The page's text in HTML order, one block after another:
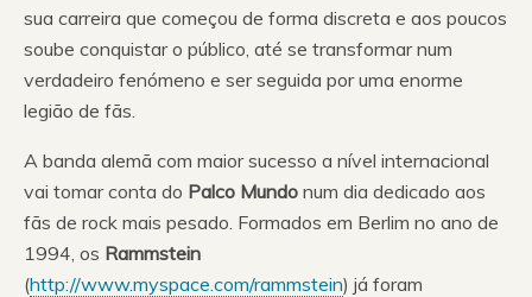
sua carreira que começou de forma discreta e aos poucos
soube conquistar o público, até se transformar num
verdadeiro fenómeno e ser seguida por uma enorme
legião de fãs.
A banda alemã com maior sucesso a nível internacional
vai tomar conta do Palco Mundo num dia dedicado aos
fãs de rock mais pesado. Formados em Berlim no ano de
1994, os Rammstein
(http://www.myspace.com/rammstein) já foram